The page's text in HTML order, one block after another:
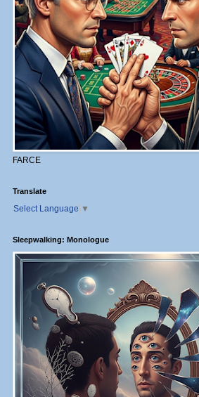
FARCE
Translate
Select Language ▼
Sleepwalking: Monologue